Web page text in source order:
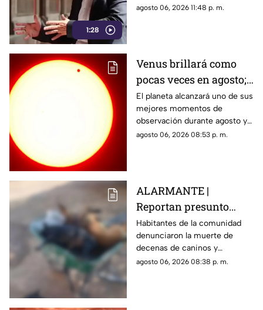
1:28
y la censura a los medios
agosto 06, 2026 11:48 p. m.
Venus brillará como
pocas veces en agosto;
a esta hora podrás
verlo durante este mes
El planeta alcanzará uno de sus
mejores momentos de
observación durante agosto y
podrá distinguirse sin
agosto 06, 2026 08:53 p. m.
ALARMANTE |
Reportan presunto
env3nen4miento de al
menos 23 perros en
esta zona de Querétaro:
IMAGENES SENSIBLES
Habitantes de la comunidad
denunciaron la muerte de
decenas de caninos y
solicitaron que se esclarezcan
agosto 06, 2026 08:38 p. m.